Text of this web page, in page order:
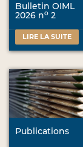
Bulletin OIML
2026 no 2
LIRE LA SUITE
Publications